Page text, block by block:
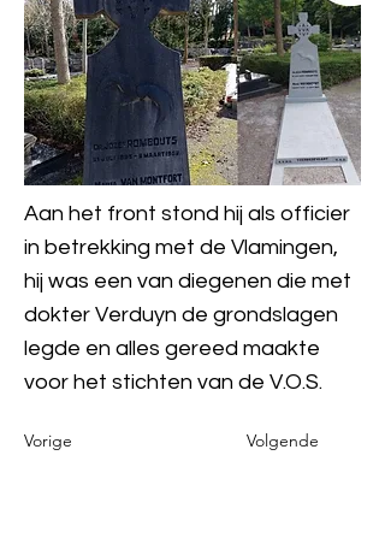
Aan het front stond hij als officier
in betrekking met de Vlamingen,
hij was een van diegenen die met
dokter Verduyn de grondslagen
legde en alles gereed maakte
voor het stichten van de V.O.S.
Vorige Volgende